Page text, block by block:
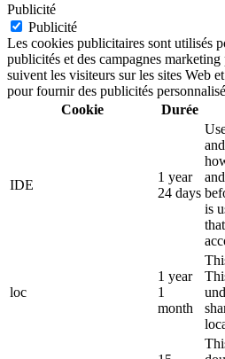
Publicité
Publicité
Les cookies publicitaires sont utilisés
publicités et des campagnes
suivent les visiteurs sur les sites Web
pour fournir des publicités
Cookie
Durée
IDE
1 year
24 days
is
loc
1 year
1
month